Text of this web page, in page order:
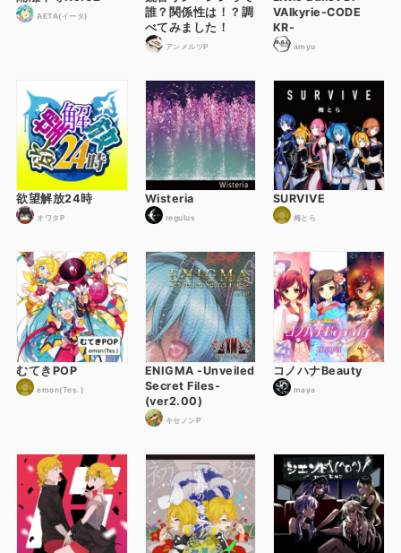
AETA(イータ)
誰？関係性は！？調
べてみました！
アンメルツP
VAlkyrie-CODE
KR-
amyu
欲望解放24時
オワタP
Wisteria
regulus
SURVIVE
梅とら
むてきPOP
emon(Tes.)
ENIGMA -Unveiled
Secret Files-
(ver2.00)
キセノンP
コノハナBeauty
maya